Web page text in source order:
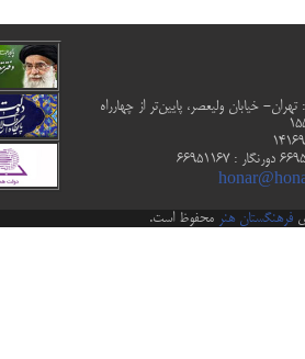
خیابان ولیعصر، پایین‌تر از چهارراه
فرهنگستان هنر محفوظ است.